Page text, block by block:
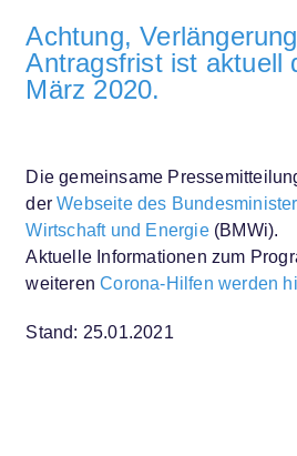
Achtung,
Antragsfrist ist aktuell
März 2020.
Die gemeinsame
derWebseite des
Wirtschaft und Energie(BMWi).
Aktuelle Informationen zum
weiterenCorona-Hilfen werden
Stand: 25.01.2021